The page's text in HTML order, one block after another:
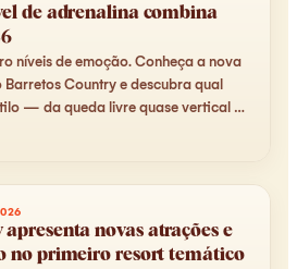
de adrenalina combina
níveis de emoção. Conheça a nova
Country e descubra qual
— da queda livre quase vertical à
novas atrações e
no primeiro resort temático